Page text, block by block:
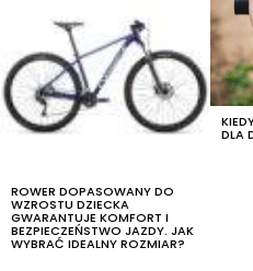
ROWER DOPASOWANY DO
WZROSTU DZIECKA
GWARANTUJE KOMFORT I
BEZPIECZEŃSTWO JAZDY. JAK
WYBRAĆ IDEALNY ROZMIAR?
DLA